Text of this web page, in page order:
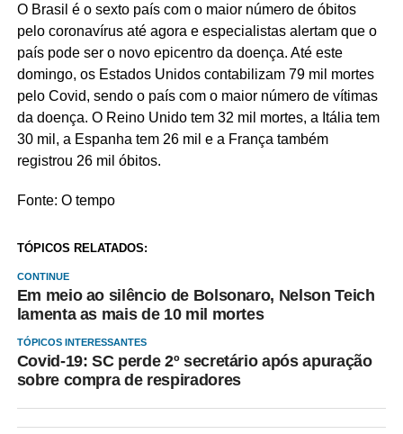
O Brasil é o sexto país com o maior número de óbitos
pelo coronavírus até agora e especialistas alertam que o
país pode ser o novo epicentro da doença. Até este
domingo, os Estados Unidos contabilizam 79 mil mortes
pelo Covid, sendo o país com o maior número de vítimas
da doença. O Reino Unido tem 32 mil mortes, a Itália tem
30 mil, a Espanha tem 26 mil e a França também
registrou 26 mil óbitos.
Fonte: O tempo
TÓPICOS RELATADOS:
CONTINUE
Em meio ao silêncio de Bolsonaro, Nelson Teich
lamenta as mais de 10 mil mortes
TÓPICOS INTERESSANTES
Covid-19: SC perde 2º secretário após apuração
sobre compra de respiradores